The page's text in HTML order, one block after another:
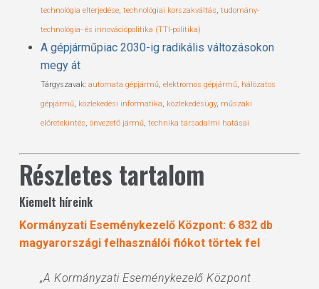
technológia elterjedése, technológiai korszakváltás, tudomány-
technológia- és innovációpolitika (TTI-politika)
A gépjárműpiac 2030-ig radikális változásokon
megy át
Tárgyszavak: automata gépjármű, elektromos gépjármű, hálózatos
gépjármű, közlekedési informatika, közlekedésügy, műszaki
előretekintés, önvezető jármű, technika társadalmi hatásai
Részletes tartalom
Kiemelt híreink
Kormányzati Eseménykezelő Központ: 6 832 db
magyarországi felhasználói fiókot törtek fel
„A Kormányzati Eseménykezelő Központ